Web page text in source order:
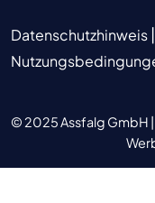
Datenschutzhinweis |
© 2025 Assfalg GmbH |